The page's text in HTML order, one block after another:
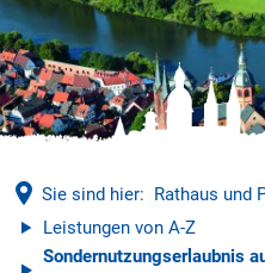
Sie sind hier: Rathaus und
Leistungen von A-Z
Sondernutzungserlaubnis